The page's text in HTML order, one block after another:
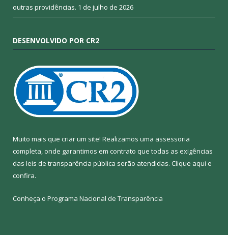
outras providências. 1 de julho de 2026
DESENVOLVIDO POR CR2
Muito mais que criar um site! Realizamos uma assessoria
completa, onde garantimos em contrato que todas as exigências
das leis de transparência pública serão atendidas. Clique aqui e
confira.
Conheça o Programa Nacional de Transparência